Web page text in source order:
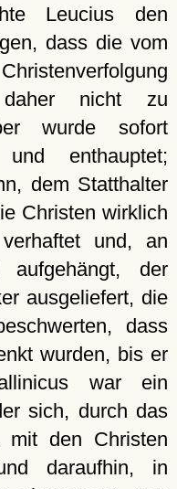
Leucius den
dass die vom
daher nicht zu
wurde sofort
enthauptet;
dem Statthalter
Christen wirklich
und, an
der
ausgeliefert, die
dass
wurden, bis er
war ein
sich, durch das
mit den Christen
daraufhin, in